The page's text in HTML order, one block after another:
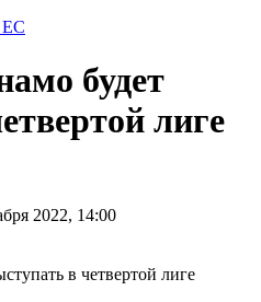
ЕС
будет
лиге
2022, 14:00